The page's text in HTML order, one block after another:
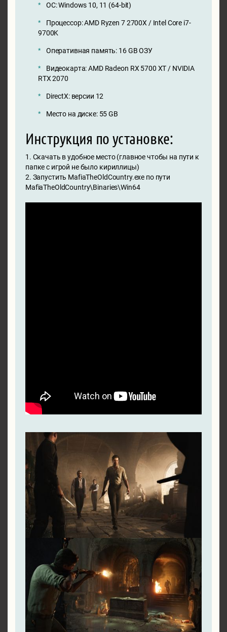
ОС: Windows 10, 11 (64-bit)
Процессор: AMD Ryzen 7 2700X / Intel Core i7-
9700K
Оперативная память: 16 GB ОЗУ
Видеокарта: AMD Radeon RX 5700 XT / NVIDIA
RTX 2070
DirectX: версии 12
Место на диске: 55 GB
Инструкция по установке:
1. Скачать в удобное место (главное чтобы на пути к
папке с игрой не было кириллицы)
2. Запустить MafiaTheOldCountry.exe по пути
MafiaTheOldCountry\Binaries\Win64